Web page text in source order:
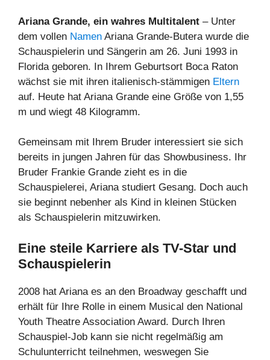
Ariana Grande, ein wahres Multitalent – Unter
dem vollen Namen Ariana Grande-Butera wurde die
Schauspielerin und Sängerin am 26. Juni 1993 in
Florida geboren. In Ihrem Geburtsort Boca Raton
wächst sie mit ihren italienisch-stämmigen Eltern
auf. Heute hat Ariana Grande eine Größe von 1,55
m und wiegt 48 Kilogramm.
Gemeinsam mit Ihrem Bruder interessiert sie sich
bereits in jungen Jahren für das Showbusiness. Ihr
Bruder Frankie Grande zieht es in die
Schauspielerei, Ariana studiert Gesang. Doch auch
sie beginnt nebenher als Kind in kleinen Stücken
als Schauspielerin mitzuwirken.
Eine steile Karriere als TV-Star und
Schauspielerin
2008 hat Ariana es an den Broadway geschafft und
erhält für Ihre Rolle in einem Musical den National
Youth Theatre Association Award. Durch Ihren
Schauspiel-Job kann sie nicht regelmäßig am
Schulunterricht teilnehmen, weswegen Sie